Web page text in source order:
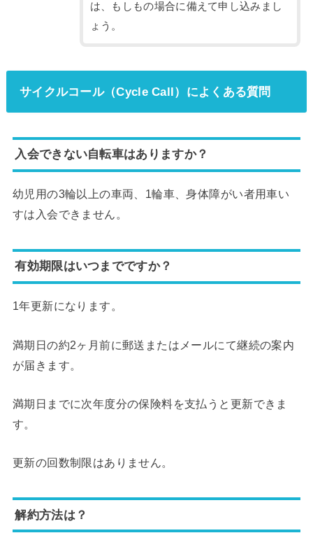
は、もしもの場合に備えて申し込みまし
ょう。
サイクルコール（Cycle Call）によくある質問
入会できない自転車はありますか？
幼児用の3輪以上の車両、1輪車、身体障がい者用車い
すは入会できません。
有効期限はいつまでですか？
1年更新になります。
満期日の約2ヶ月前に郵送またはメールにて継続の案内
が届きます。
満期日までに次年度分の保険料を支払うと更新できま
す。
更新の回数制限はありません。
解約方法は？